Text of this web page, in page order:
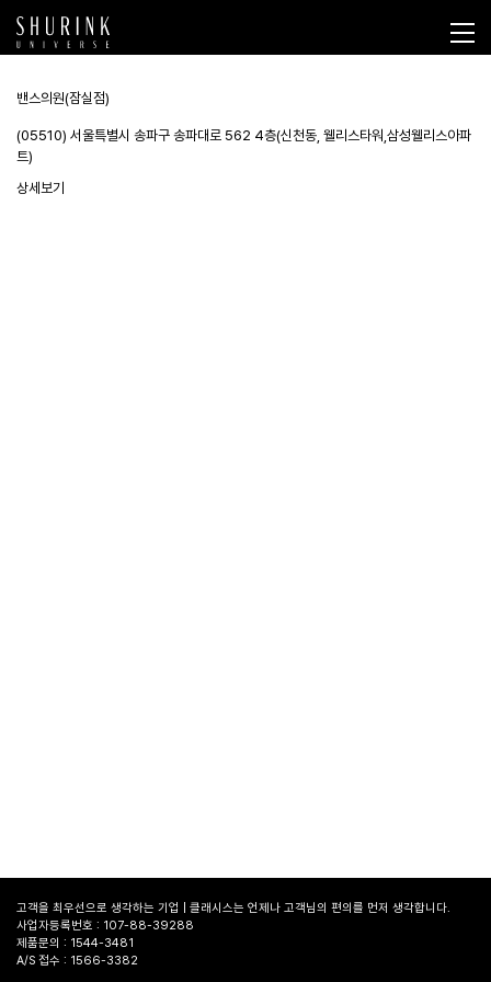
밴스의원(잠실점)
(05510) 서울특별시 송파구 송파대로 562 4층(신천동, 웰리스타워,삼성웰리스아파
트)
상세보기
고객을 최우선으로 생각하는 기업 | 클래시스는 언제나 고객님의 편의를 먼저 생각합니다.
사업자등록번호 : 107-88-39288
제품문의 : 1544-3481
A/S 접수 : 1566-3382